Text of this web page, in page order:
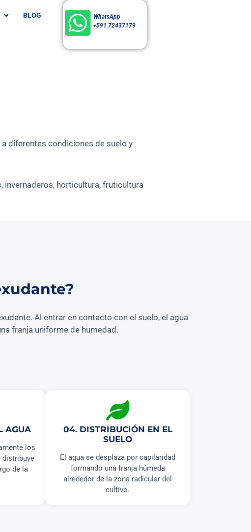
BLOG
WhatsApp
+591 72437179
diferentes condiciones de suelo y
invernaderos, horticultura, fruticultura
Al entrar en contacto con el suelo, el agua
franja uniforme de humedad.
AGUA
los
distribuye
de la
04. DISTRIBUCIÓN EN EL
SUELO
El agua se desplaza por capilaridad
formando una franja húmeda
alrededor de la zona radicular del
cultivo.